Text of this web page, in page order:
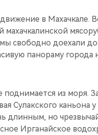
в Махачкале.
свободно доехали до
панораму города
из моря.
Сулакского каньона у
длинным, но
Ирганайское